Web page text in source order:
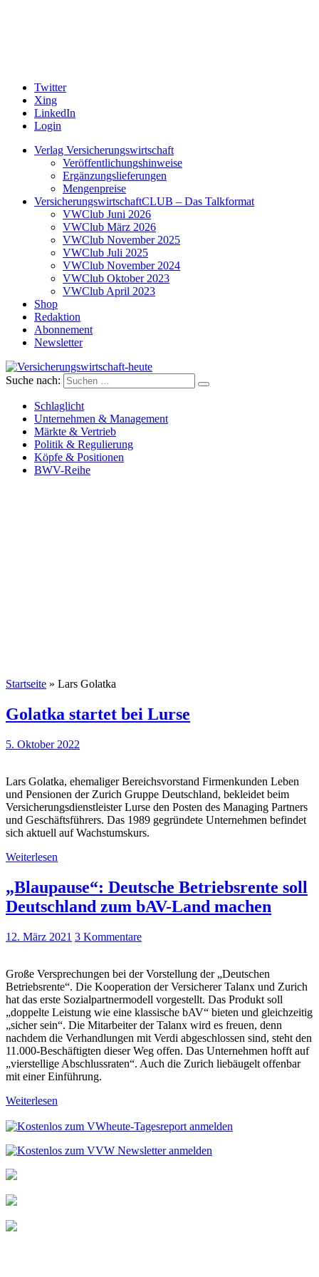
Twitter
Xing
LinkedIn
Login
Verlag Versicherungswirtschaft
Veröffentlichungshinweise
Ergänzungslieferungen
Mengenpreise
VersicherungswirtschaftCLUB – Das Talkformat
VWClub Juni 2026
VWClub März 2026
VWClub November 2025
VWClub Juli 2025
VWClub November 2024
VWClub Oktober 2023
VWClub April 2023
Shop
Redaktion
Abonnement
Newsletter
Versicherungswirtschaft-heute
Suche nach:
Schlaglicht
Unternehmen & Management
Märkte & Vertrieb
Politik & Regulierung
Köpfe & Positionen
BWV-Reihe
Startseite » Lars Golatka
Golatka startet bei Lurse
5. Oktober 2022
Lars Golatka, ehemaliger Bereichsvorstand Firmenkunden Leben
und Pensionen der Zurich Gruppe Deutschland, bekleidet beim
Versicherungsdienstleister Lurse den Posten des Managing Partners
und Geschäftsführers. Das 1989 gegründete Unternehmen befindet
sich aktuell auf Wachstumskurs.
Weiterlesen
„Blaupause“: Deutsche Betriebsrente soll
Deutschland zum bAV-Land machen
12. März 2021 3 Kommentare
Große Versprechungen bei der Vorstellung der „Deutschen
Betriebsrente“. Die Kooperation der Versicherer Talanx und Zurich
hat das erste Sozialpartnermodell vorgestellt. Das Produkt soll
„doppelte Leistung wie eine klassische bAV“ bieten und gleichzeitig
„sicher sein“. Die Mitarbeiter der Talanx wird es freuen, denn
nachdem die Verhandlungen mit Verdi abgeschlossen sind, steht den
11.000-Beschäftigten dieser Weg offen. Das Unternehmen hofft auf
„vierstellige Abschlussraten“. Auch die Zurich liebäugelt offenbar
mit einer Einführung.
Weiterlesen